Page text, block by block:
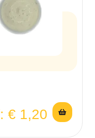
€ 1,20